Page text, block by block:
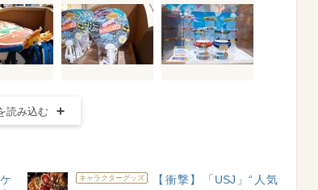
読み込む
キャラクターグッズ
【衝撃】「USJ」“人気